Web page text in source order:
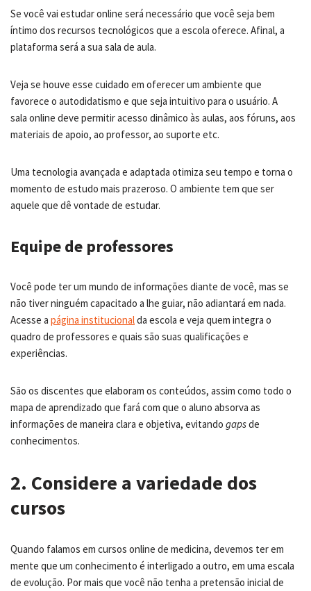
Se você vai estudar online será necessário que você seja bem
íntimo dos recursos tecnológicos que a escola oferece. Afinal, a
plataforma será a sua sala de aula.
Veja se houve esse cuidado em oferecer um ambiente que
favorece o autodidatismo e que seja intuitivo para o usuário. A
sala online deve permitir acesso dinâmico às aulas, aos fóruns, aos
materiais de apoio, ao professor, ao suporte etc.
Uma tecnologia avançada e adaptada otimiza seu tempo e torna o
momento de estudo mais prazeroso. O ambiente tem que ser
aquele que dê vontade de estudar.
Equipe de professores
Você pode ter um mundo de informações diante de você, mas se
não tiver ninguém capacitado a lhe guiar, não adiantará em nada.
Acesse a página institucionalda escola e veja quem integra o
quadro de professores e quais são suas qualificações e
experiências.
São os discentes que elaboram os conteúdos, assim como todo o
mapa de aprendizado que fará com que o aluno absorva as
informações de maneira clara e objetiva, evitando gapsde
conhecimentos.
2. Considere a variedade dos
cursos
Quando falamos em cursos online de medicina, devemos ter em
mente que um conhecimento é interligado a outro, em uma escala
de evolução. Por mais que você não tenha a pretensão inicial de